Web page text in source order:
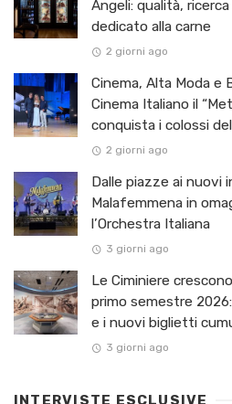
Angeli: qualità,
dedicato alla carne
2 giorni ago
Cinema, Alta Moda e
Cinema Italiano il
conquista i colossi
2 giorni ago
Dalle piazze ai nuovi
Malafemmena in
l’Orchestra Italiana ​
3 giorni ago
Le Ciminiere
primo semestre
e i nuovi biglietti
3 giorni ago
INTERVISTE ESCLUSIVE